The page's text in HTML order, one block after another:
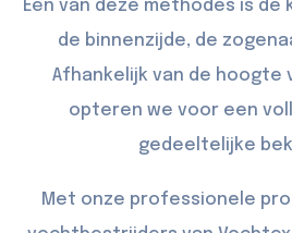
Eén van deze methodes is de
de binnenzijde, de
Afhankelijk van de hoogte
opteren we voor een
gedeeltelijke
Met onze professionele